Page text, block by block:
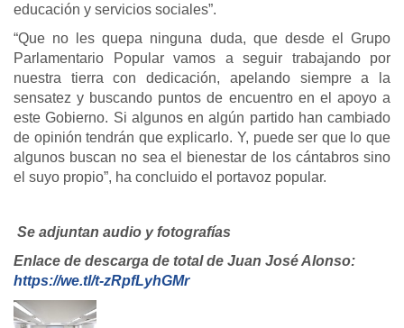
educación y servicios sociales”.
“Que no les quepa ninguna duda, que desde el Grupo
Parlamentario Popular vamos a seguir trabajando por
nuestra tierra con dedicación, apelando siempre a la
sensatez y buscando puntos de encuentro en el apoyo a
este Gobierno. Si algunos en algún partido han cambiado
de opinión tendrán que explicarlo. Y, puede ser que lo que
algunos buscan no sea el bienestar de los cántabros sino
el suyo propio”, ha concluido el portavoz popular.
Se adjuntan audio y fotografías
Enlace de descarga de total de Juan José Alonso:
https://we.tl/t-zRpfLyhGMr